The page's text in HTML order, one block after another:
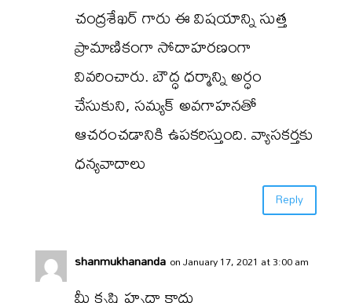
చంద్రశేఖర్ గారు ఈ విషయాన్ని సుత్త
ప్రామాణికంగా సోదాహరణంగా
వివరించారు. బౌద్ధ ధర్మాన్ని అర్ధం
చేసుకుని, సమ్యక్ అవగాహనతో
ఆచరంచడానికి ఉపకరిస్తుంది. వ్యాసకర్తకు
ధన్యవాదాలు
Reply
shanmukhananda on January 17, 2021 at 3:00 am